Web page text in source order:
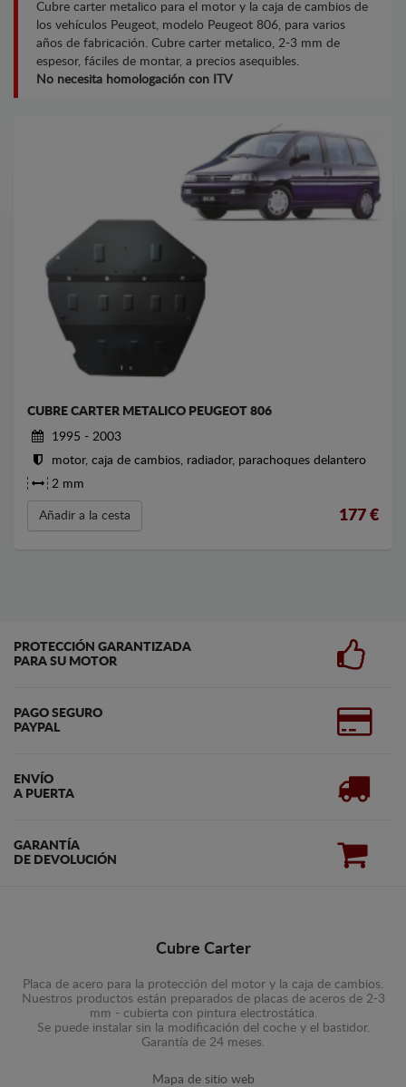
Cubre carter metalico para el motor y la caja de cambios de
los vehículos Peugeot, modelo Peugeot 806, para varios
años de fabricación. Cubre carter metalico, 2-3 mm de
espesor, fáciles de montar, a precios asequibles.
No necesita homologación con ITV
CUBRE CARTER METALICO PEUGEOT 806
1995 - 2003
motor, caja de cambios, radiador, parachoques delantero
2 mm
Añadir a la cesta 177 €
PROTECCIÓN GARANTIZADA
PARA SU MOTOR
PAGO SEGURO
PAYPAL
ENVÍO
A PUERTA
GARANTÍA
DE DEVOLUCIÓN
Cubre Carter
Placa de acero para la protección del motor y la caja de cambios.
Nuestros productos están preparados de placas de aceros de 2-3
mm - cubierta con pintura electrostática.
Se puede instalar sin la modificación del coche y el bastidor.
Garantía de 24 meses.
Mapa de sitio web